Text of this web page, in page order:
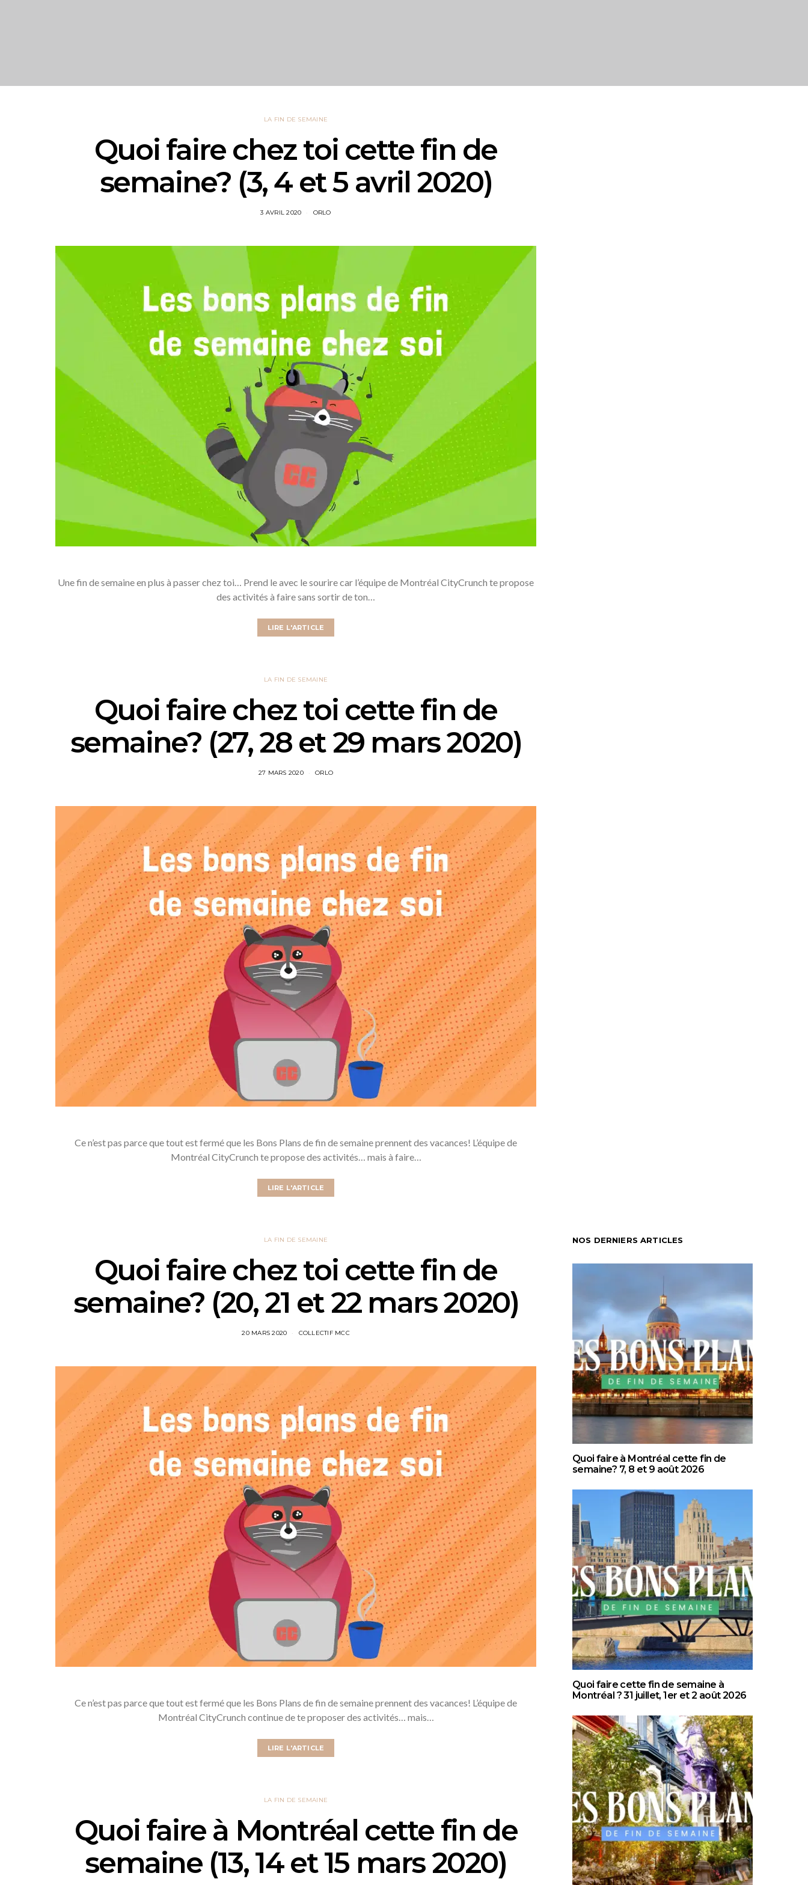
LA FIN DE SEMAINE
Quoi faire chez toi cette fin de
semaine? (3, 4 et 5 avril 2020)
3 AVRIL 2020 ORLO
Une fin de semaine en plus à passer chez toi… Prend le avec le sourire car l’équipe de Montréal CityCrunch te propose
des activités à faire sans sortir de ton…
LIRE L'ARTICLE
LA FIN DE SEMAINE
Quoi faire chez toi cette fin de
semaine? (27, 28 et 29 mars 2020)
27 MARS 2020 ORLO
Ce n’est pas parce que tout est fermé que les Bons Plans de fin de semaine prennent des vacances! L’équipe de
Montréal CityCrunch te propose des activités… mais à faire…
LIRE L'ARTICLE
LA FIN DE SEMAINE
Quoi faire chez toi cette fin de
semaine? (20, 21 et 22 mars 2020)
20 MARS 2020 COLLECTIF MCC
Ce n’est pas parce que tout est fermé que les Bons Plans de fin de semaine prennent des vacances! L’équipe de
Montréal CityCrunch continue de te proposer des activités… mais…
LIRE L'ARTICLE
LA FIN DE SEMAINE
Quoi faire à Montréal cette fin de
semaine (13, 14 et 15 mars 2020)
NOS DERNIERS ARTICLES
Quoi faire à Montréal cette fin de
semaine? 7, 8 et 9 août 2026
Quoi faire cette fin de semaine à
Montréal ? 31 juillet, 1er et 2 août 2026